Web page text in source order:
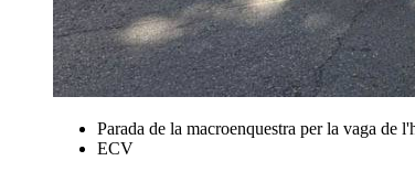
Parada de la macroenquestra per la vaga de
ECV